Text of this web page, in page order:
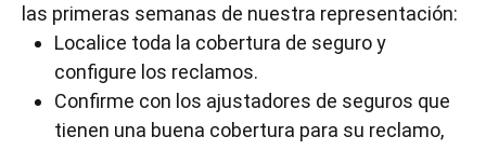
las primeras semanas de nuestra representación:
Localice toda la cobertura de seguro y
configure los reclamos.
Confirme con los ajustadores de seguros que
tienen una buena cobertura para su reclamo,